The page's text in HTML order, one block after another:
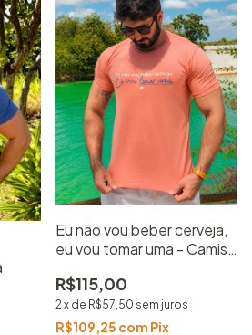
Eu não vou beber cerveja,
eu vou tomar uma - Camisa
R$115,00
2 x de R$57,50 sem juros
R$109,25 com Pix